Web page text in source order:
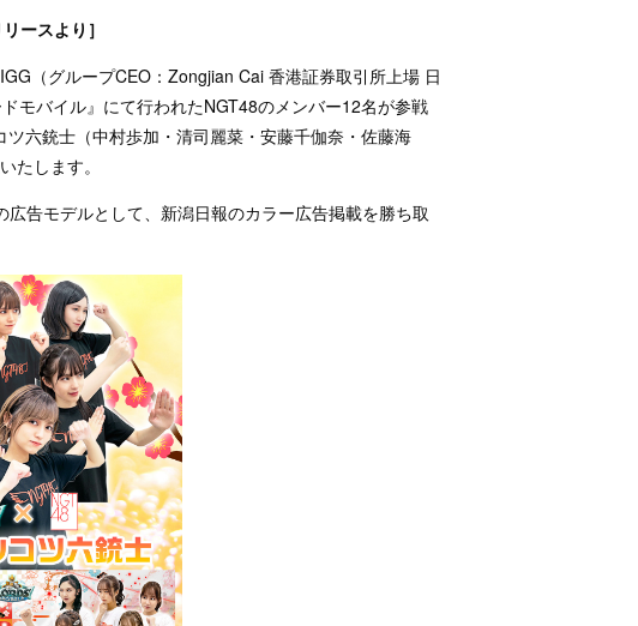
ースより］
（グループCEO：Zongjian Cai 香港証券取引所上場 日
モバイル』にて行われたNGT48のメンバー12名が参戦
六銃士（中村歩加・清司麗菜・安藤千伽奈・佐藤海
たします。
告モデルとして、新潟日報のカラー広告掲載を勝ち取